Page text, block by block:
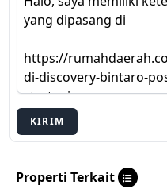
KIRIM
Properti Terkait